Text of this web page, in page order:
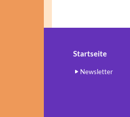
Startseite
Newsletter